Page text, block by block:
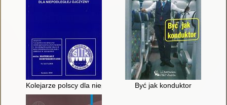
Kolejarze polscy dla niepodległej ojczyzny = Polish
Być jak konduktor